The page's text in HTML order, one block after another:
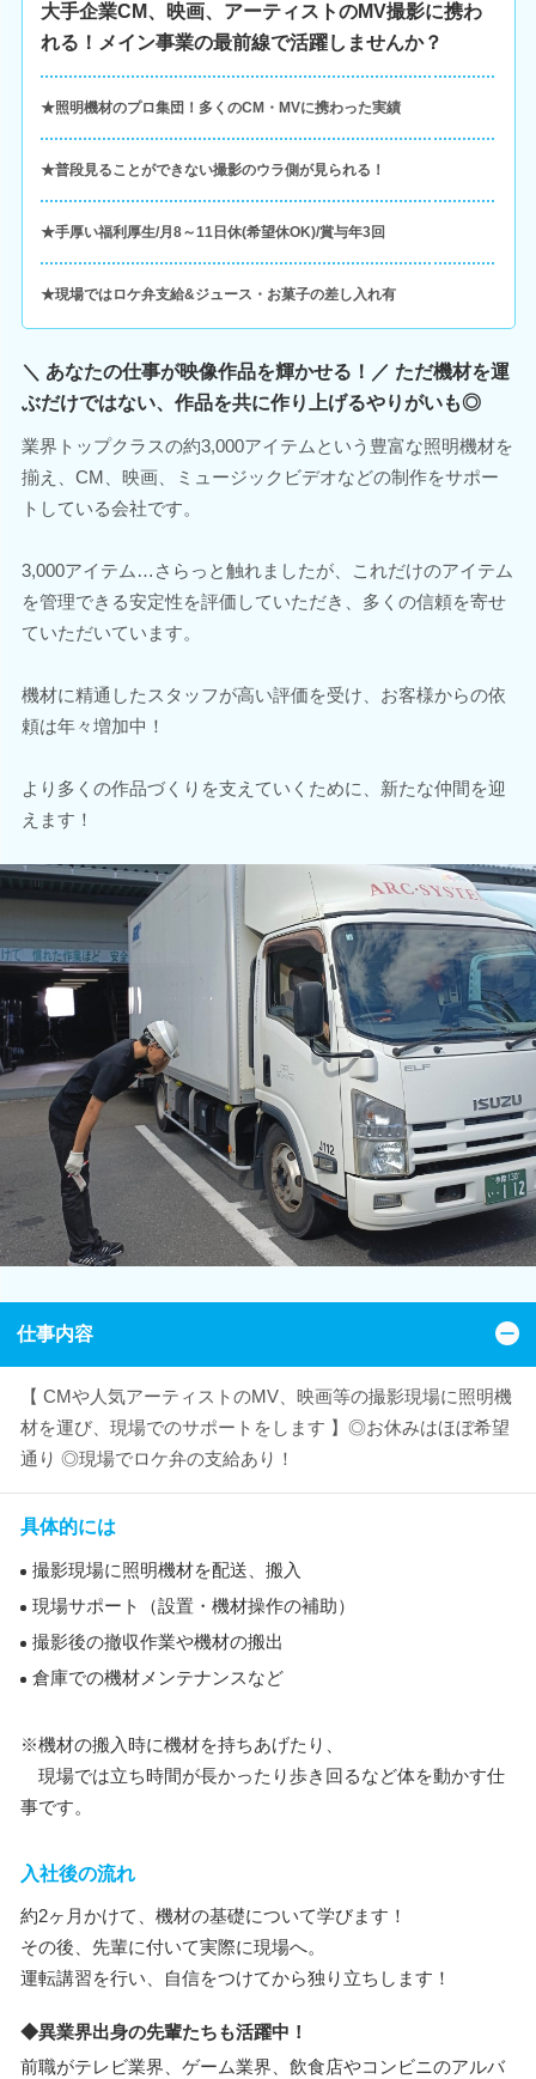
大手企業CM、映画、アーティストのMV撮影に携わ
れる！メイン事業の最前線で活躍しませんか？
★照明機材のプロ集団！多くのCM・MVに携わった実績
★普段見ることができない撮影のウラ側が見られる！
★手厚い福利厚生/月8～11日休(希望休OK)/賞与年3回
★現場ではロケ弁支給&ジュース・お菓子の差し入れ有
＼ あなたの仕事が映像作品を輝かせる！／ ただ機材を運
ぶだけではない、作品を共に作り上げるやりがいも◎
業界トップクラスの約3,000アイテムという豊富な照明機材を
揃え、CM、映画、ミュージックビデオなどの制作をサポー
トしている会社です。
3,000アイテム…さらっと触れましたが、これだけのアイテム
を管理できる安定性を評価していただき、多くの信頼を寄せ
ていただいています。
機材に精通したスタッフが高い評価を受け、お客様からの依
頼は年々増加中！
より多くの作品づくりを支えていくために、新たな仲間を迎
えます！
仕事内容
【 CMや人気アーティストのMV、映画等の撮影現場に照明機
材を運び、現場でのサポートをします 】◎お休みはほぼ希望
通り ◎現場でロケ弁の支給あり！
具体的には
撮影現場に照明機材を配送、搬入
現場サポート（設置・機材操作の補助）
撮影後の撤収作業や機材の搬出
倉庫での機材メンテナンスなど
※機材の搬入時に機材を持ちあげたり、
現場では立ち時間が長かったり歩き回るなど体を動かす仕
事です。
入社後の流れ
約2ヶ月かけて、機材の基礎について学びます！
その後、先輩に付いて実際に現場へ。
運転講習を行い、自信をつけてから独り立ちします！
◆異業界出身の先輩たちも活躍中！
前職がテレビ業界、ゲーム業界、飲食店やコンビニのアルバ